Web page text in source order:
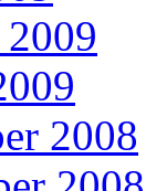
2008